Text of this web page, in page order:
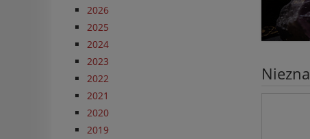
2026
2025
2024
2023
2022
2021
2020
2019